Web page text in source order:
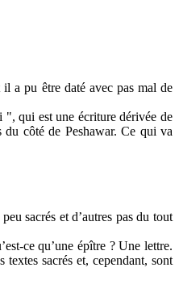
il a pu être daté avec pas mal de
", qui est une écriture dérivée de
côté de Peshawar. Ce qui va
sacrés et d’autres pas du tout
ce qu’une épître ? Une lettre.
textes sacrés et, cependant, sont